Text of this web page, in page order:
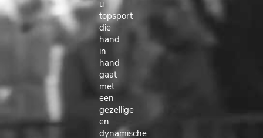
u
topsport
die
hand
in
hand
gaat
met
een
gezellige
en
dynamische